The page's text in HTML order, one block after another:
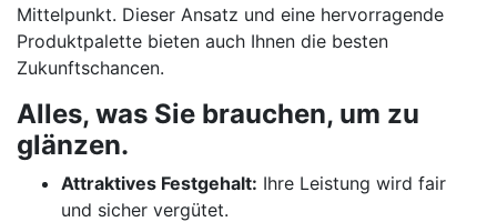
Mittelpunkt. Dieser Ansatz und eine hervorragende
Produktpalette bieten auch Ihnen die besten
Zukunftschancen.
Alles, was Sie brauchen, um zu
glänzen.
Attraktives Festgehalt: Ihre Leistung wird fair
und sicher vergütet.